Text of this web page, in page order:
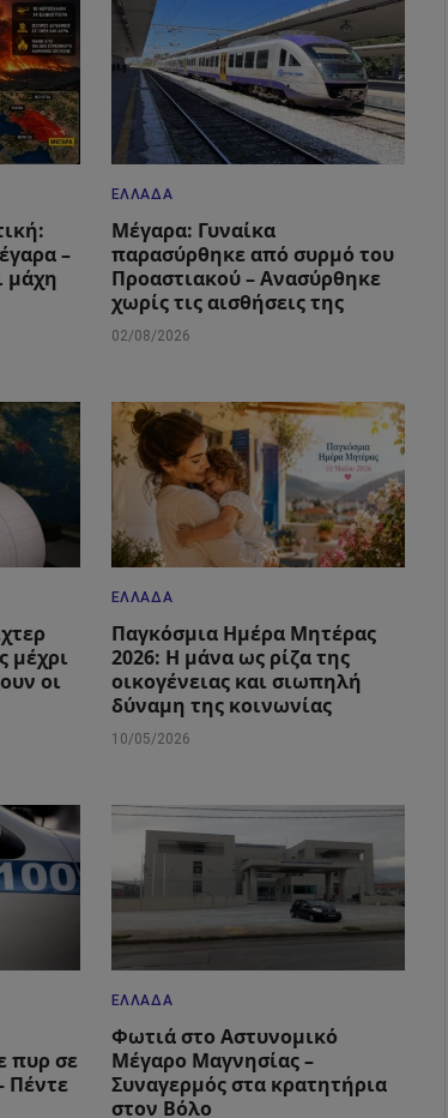
–
μάχη
ΕΛΛΆΔΑ
Μέγαρα: Γυναίκα
παρασύρθηκε από συρμό του
Προαστιακού – Ανασύρθηκε
χωρίς τις αισθήσεις της
02/08/2026
μέχρι
οι
ΕΛΛΆΔΑ
Παγκόσμια Ημέρα Μητέρας
2026: Η μάνα ως ρίζα της
οικογένειας και σιωπηλή
δύναμη της κοινωνίας
10/05/2026
πυρ σε
Πέντε
ΕΛΛΆΔΑ
Φωτιά στο Αστυνομικό
Μέγαρο Μαγνησίας –
Συναγερμός στα κρατητήρια
στον Βόλο